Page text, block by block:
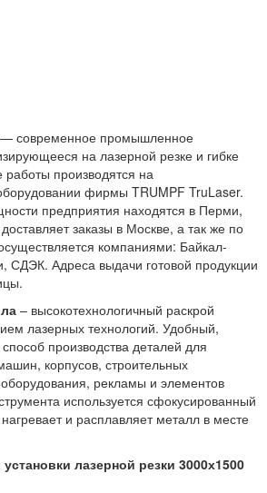
современное промышленное
на лазерной резке и гибке
работы производятся на
фирмы TRUMPF TruLaser.
предприятия находятся в Перми,
заказы в Москве, а так же по
компаниями: Байкал-
СДЭК. Адреса выдачи готовой продукции
– высокотехнологичный раскрой
лазерных технологий. Удобный,
производства деталей для
корпусов, строительных
оборудования, рекламы и элементов
используется сфокусированный
и расплавляет металл в месте
лазерной резки 3000х1500